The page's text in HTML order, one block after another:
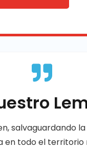
salvaguardando
en todo el territorio